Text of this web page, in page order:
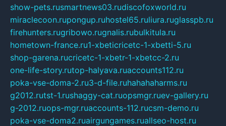
show-pets.rusmartnews03.rudiscofoxworld.ru
miraclecoon.rupongup.ruhostel65.ruliura.ruglasspb.ru
firehunters.rugribowo.rugnalis.rubulkitula.ru
hometown-france.ru1-xbeticricetc-1-xbetti-5.ru
shop-garena.rucricetc-1-xbetr-1-xbetcc-2.ru
one-life-story.rutop-halyava.ruaccounts112.ru
poka-vse-doma-2.ru3-d-file.ruhahahaharms.ru
g2012.rutst-1.rushaggy-cat.ruopsmgr.ruev-gallery.ru
g-2012.ruops-mgr.ruaccounts-112.rucsm-demo.ru
poka-vse-doma2.ruairgungames.ruallseo-host.ru